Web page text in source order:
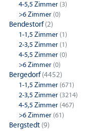
4-5,5 Zimmer (3)
>6 Zimmer (0)
Bendestorf(2)
1-1,5 Zimmer (1)
2-3,5 Zimmer (1)
4-5,5 Zimmer (0)
>6 Zimmer (0)
Bergedorf(4452)
1-1,5 Zimmer (671)
2-3,5 Zimmer (3214)
4-5,5 Zimmer (467)
>6 Zimmer (61)
Bergstedt (9)